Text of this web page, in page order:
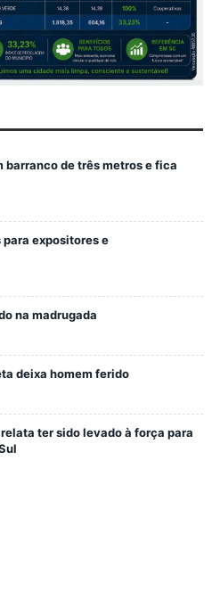
de três metros e fica
expositores e
na madrugada
deixa homem ferido
ter sido levado à força para